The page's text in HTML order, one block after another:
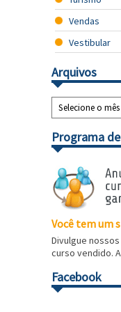
Vendas
Vestibular
Arquivos
Programa
Você tem um
Divulgue
curso vendido.
Facebook